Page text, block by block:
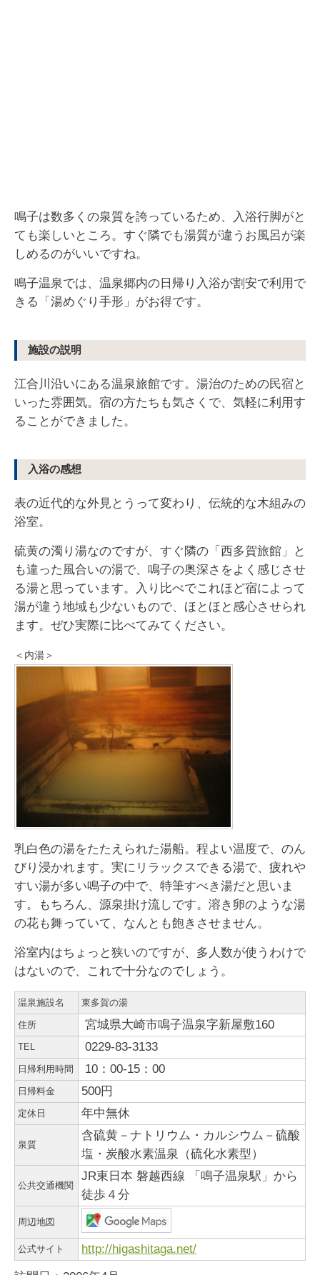
鳴子は数多くの泉質を誇っているため、入浴行脚がと
ても楽しいところ。すぐ隣でも湯質が違うお風呂が楽
しめるのがいいですね。
鳴子温泉では、温泉郷内の日帰り入浴が割安で利用で
きる「湯めぐり手形」がお得です。
施設の説明
江合川沿いにある温泉旅館です。湯治のための民宿と
いった雰囲気。宿の方たちも気さくで、気軽に利用す
ることができました。
入浴の感想
表の近代的な外見とうって変わり、伝統的な木組みの
浴室。
硫黄の濁り湯なのですが、すぐ隣の「西多賀旅館」と
も違った風合いの湯で、鳴子の奥深さをよく感じさせ
る湯と思っています。入り比べでこれほど宿によって
湯が違う地域も少ないもので、ほとほと感心させられ
ます。ぜひ実際に比べてみてください。
＜内湯＞
乳白色の湯をたたえられた湯船。程よい温度で、のん
びり浸かれます。実にリラックスできる湯で、疲れや
すい湯が多い鳴子の中で、特筆すべき湯だと思いま
す。もちろん、源泉掛け流しです。溶き卵のような湯
の花も舞っていて、なんとも飽きさせません。
浴室内はちょっと狭いのですが、多人数が使うわけで
はないので、これで十分なのでしょう。
温泉施設名 東多賀の湯
住所 宮城県大崎市鳴子温泉字新屋敷160
TEL 0229-83-3133
日帰利用時間 10：00-15：00
日帰料金 500円
定休日 年中無休
泉質
含硫黄－ナトリウム・カルシウム－硫酸
塩・炭酸水素温泉（硫化水素型）
公共交通機関
JR東日本 磐越西線 「鳴子温泉駅」から
徒歩４分
周辺地図
公式サイト http://higashitaga.net/